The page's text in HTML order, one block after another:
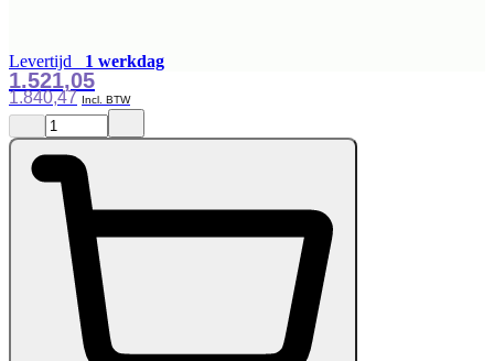
Levertijd 1 werkdag
1.840,47
1.521,05